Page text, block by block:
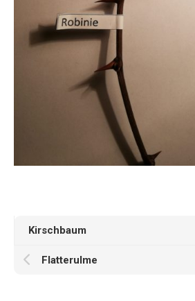
Kirschbaum
Flatterulme